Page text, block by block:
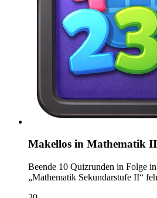
Makellos in Mathematik II
Beende 10 Quizrunden in Folge
„Mathematik Sekundarstufe II“